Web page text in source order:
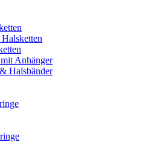
Anhänger
Halsbänder